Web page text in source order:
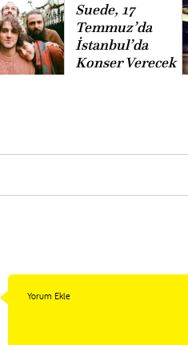
Suede, 17
Temmuz’da
İstanbul’da
Konser Verecek